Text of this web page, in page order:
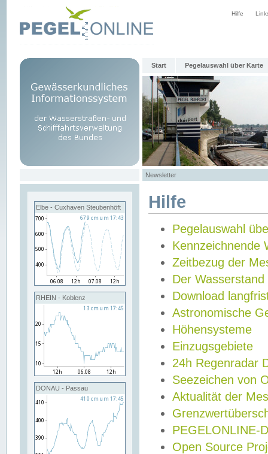
Hilfe
Start Pegelauswahl über Karte
Newsletter
Elbe - Cuxhaven Steubenhöft
RHEIN - Koblenz
DONAU - Passau
Hilfe
Pegelauswahl
Kennzeichnende
Zeitbezug der
Der Wasserstand
Download
Astronomische
Höhensysteme
Einzugsgebiete
24h Regenradar
Seezeichen von
Aktualität der
PEGELONLINE-
Open Source